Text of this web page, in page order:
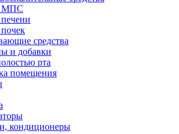
МПС
средства
и добавки
рта
помещения
кондиционеры